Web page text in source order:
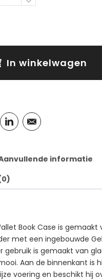
In winkelwagen
informatie
Book Case is gemaakt
met een ingebouwde
gebruik is gemaakt van
Aan de binnenkant is
voering en beschikt hij